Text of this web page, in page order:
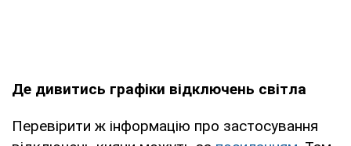
Де дивитись графіки відключень світла
Перевірити ж інформацію про застосування